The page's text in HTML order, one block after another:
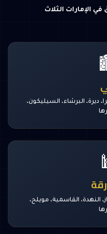
الإمارات الثلاث
ديرة، البرشاء، السيليكون،
النهدة، القاسمية، مويلح،